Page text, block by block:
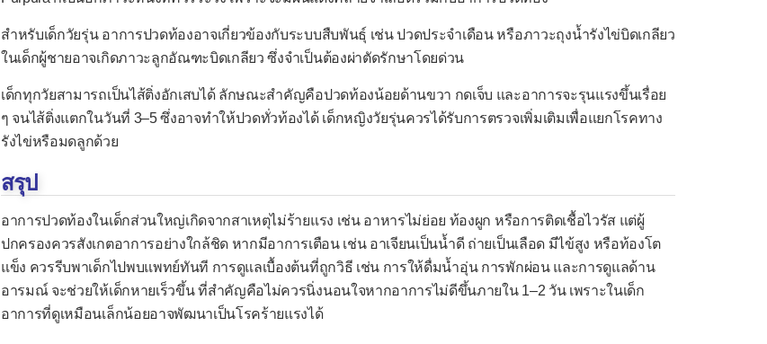
สำหรับเด็กวัยรุ่น อาการปวดท้องอาจเกี่ยวข้องกับระบบสืบพันธุ์ เช่น ปวดประจำเดือน หรือภาวะถุงน้ำรังไข่บิดเกลียว
ในเด็กผู้ชายอาจเกิดภาวะลูกอัณฑะบิดเกลียว ซึ่งจำเป็นต้องผ่าตัดรักษาโดยด่วน
เด็กทุกวัยสามารถเป็นไส้ติ่งอักเสบได้ ลักษณะสำคัญคือปวดท้องน้อยด้านขวา กดเจ็บ และอาการจะรุนแรงขึ้นเรื่อย
ๆ จนไส้ติ่งแตกในวันที่ 3–5 ซึ่งอาจทำให้ปวดทั่วท้องได้ เด็กหญิงวัยรุ่นควรได้รับการตรวจเพิ่มเติมเพื่อแยกโรคทาง
รังไข่หรือมดลูกด้วย
สรุป
อาการปวดท้องในเด็กส่วนใหญ่เกิดจากสาเหตุไม่ร้ายแรง เช่น อาหารไม่ย่อย ท้องผูก หรือการติดเชื้อไวรัส แต่ผู้
ปกครองควรสังเกตอาการอย่างใกล้ชิด หากมีอาการเตือน เช่น อาเจียนเป็นน้ำดี ถ่ายเป็นเลือด มีไข้สูง หรือท้องโต
แข็ง ควรรีบพาเด็กไปพบแพทย์ทันที การดูแลเบื้องต้นที่ถูกวิธี เช่น การให้ดื่มน้ำอุ่น การพักผ่อน และการดูแลด้าน
อารมณ์ จะช่วยให้เด็กหายเร็วขึ้น ที่สำคัญคือไม่ควรนิ่งนอนใจหากอาการไม่ดีขึ้นภายใน 1–2 วัน เพราะในเด็ก
อาการที่ดูเหมือนเล็กน้อยอาจพัฒนาเป็นโรคร้ายแรงได้